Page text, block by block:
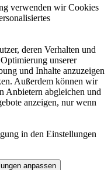
verwenden wir Cookies
deren Verhalten und
unserer
und Inhalte anzuzeigen
Außerdem können wir
Anbietern abgleichen und
anzeigen, nur wenn
in den Einstellungen
anpassen